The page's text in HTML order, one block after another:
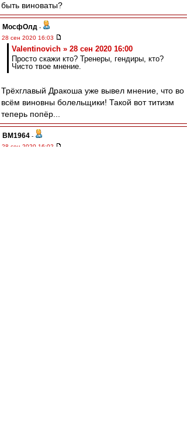
быть виноваты?
МосфОлд -
28 сен 2020 16:03
Valentinovich » 28 сен 2020 16:00
Просто скажи кто? Тренеры, гендиры, кто?
Чисто твое мнение.
Трёхглавый Дракоша уже вывел мнение, что во
всём виновны болельщики! Такой вот титизм
теперь попёр...
BM1964 -
28 сен 2020 16:02